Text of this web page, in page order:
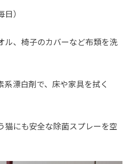
）
、椅子のカバーなど布類を洗
漂白剤で、床や家具を拭く
にも安全な除菌スプレーを空